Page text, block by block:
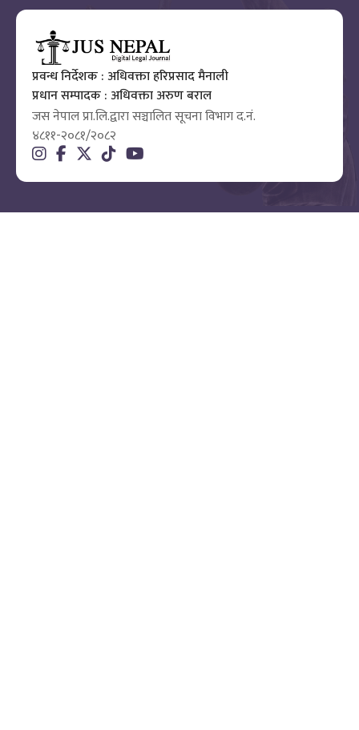
प्रवन्ध निर्देशक : अधिवक्ता हरिप्रसाद मैनाली
प्रधान सम्पादक : अधिवक्ता अरुण बराल
जस नेपाल प्रा.लि.द्वारा सञ्चालित सूचना विभाग द.नं.
४८११-२०८१/२०८२